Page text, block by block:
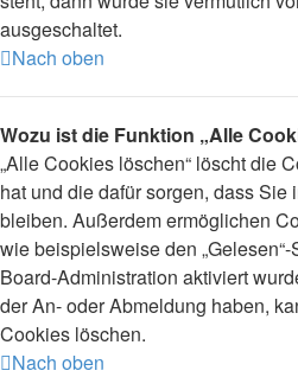
ausgeschaltet.
Nach oben
Wozu ist die Funktion „Alle
„Alle Cookies löschen“ löscht die
hat und die dafür sorgen, dass Sie
bleiben. Außerdem ermöglichen
wie beispielsweise den
Board-Administration aktiviert
der An- oder Abmeldung haben,
Cookies löschen.
Nach oben